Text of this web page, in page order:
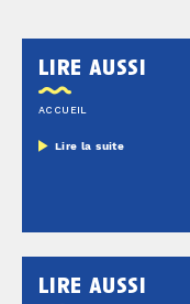
lire aussi
ACCUEIL
Lire la suite
lire aussi